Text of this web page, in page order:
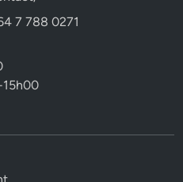
7 788 0271
15h00